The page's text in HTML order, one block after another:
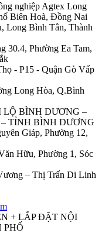
nghiệp Agtex Long
Biên Hoà, Đồng Nai
Long Bình Tân, Thành
30.4, Phường Ea Tam,
- P15 - Quận Gò Vấp
Long Hòa, Q.Bình
LỘ BÌNH DƯƠNG –
TỈNH BÌNH DƯƠNG
Giáp, Phường 12,
Hữu, Phường 1, Sóc
– Thị Trấn Di Linh
+ LẮP ĐẶT NỘI
PHỐ